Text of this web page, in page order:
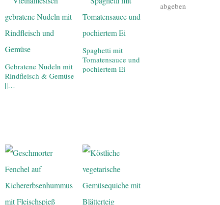
Gebratene Nudeln mit
Rindfleisch & Gemüse
||…
Spaghetti mit
Tomatensauce und
pochiertem Ei
abgeben